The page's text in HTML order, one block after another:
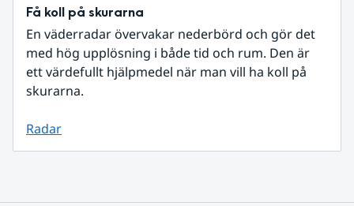
Få koll på skurarna
En väderradar övervakar nederbörd och gör det
med hög upplösning i både tid och rum. Den är
ett värdefullt hjälpmedel när man vill ha koll på
skurarna.
Radar